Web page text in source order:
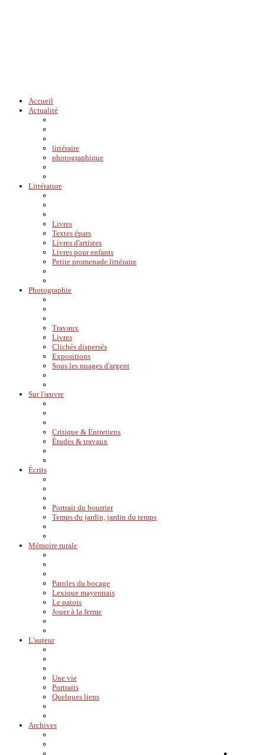
Accueil
Actualité
littéraire
photographique
Littérature
Livres
Textes épars
Livres d'artistes
Livres pour enfants
Petite promenade littéraire
Photographie
Travaux
Livres
Clichés dispersés
Expositions
Sous les nuages d'argent
Sur l'œuvre
Critique & Entretiens
Études & travaux
Écrits
Portrait du bourrier
Temps du jardin, jardin du temps
Mémoire rurale
Paroles du bocage
Lexique mayennais
Le patois
Jouer à la ferme
L'auteur
Une vie
Portraits
Quelques liens
Archives